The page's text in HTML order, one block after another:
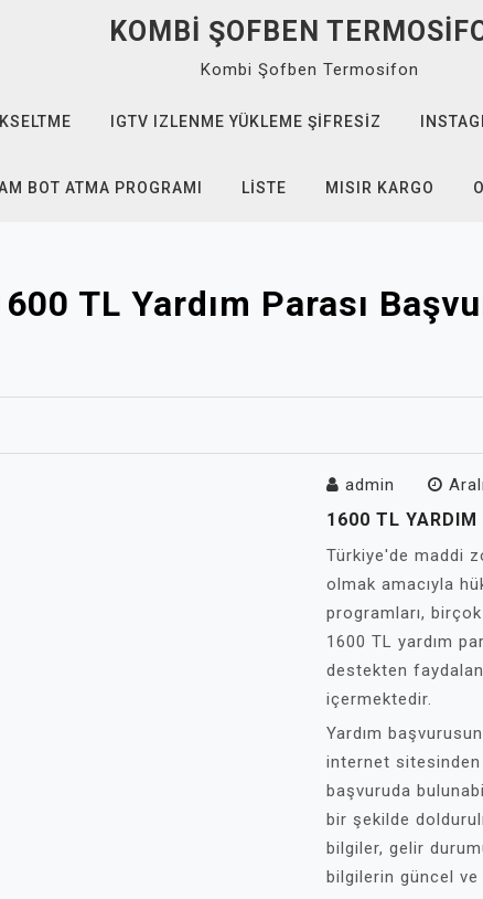
KOMBI ŞOFBEN
Kombi Şofben Termosifon
IGTV IZLENME YÜKLEME ŞIFRESIZ
BOT ATMA PROGRAMI LISTE MISIR KARGO
TL Yardım Parası
admin
1600 TL YARDIM
Türkiye'de maddi
olmak amacıyla
programları,
1600 TL yardım
destekten
içermektedir.
Yardım
internet sitesinden
başvuruda
bir şekilde
bilgiler, gelir
bilgilerin güncel ve